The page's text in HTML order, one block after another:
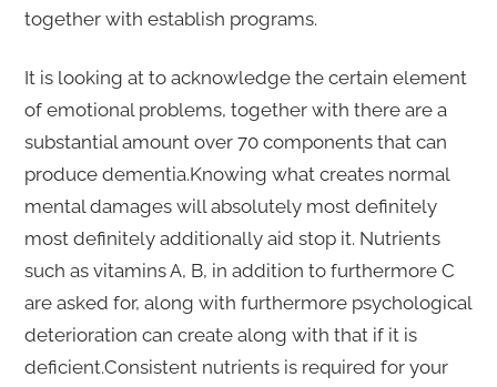
together with establish programs.
It is looking at to acknowledge the certain element
of emotional problems, together with there are a
substantial amount over 70 components that can
produce dementia.Knowing what creates normal
mental damages will absolutely most definitely
most definitely additionally aid stop it. Nutrients
such as vitamins A, B, in addition to furthermore C
are asked for, along with furthermore psychological
deterioration can create along with that if it is
deficient.Consistent nutrients is required for your